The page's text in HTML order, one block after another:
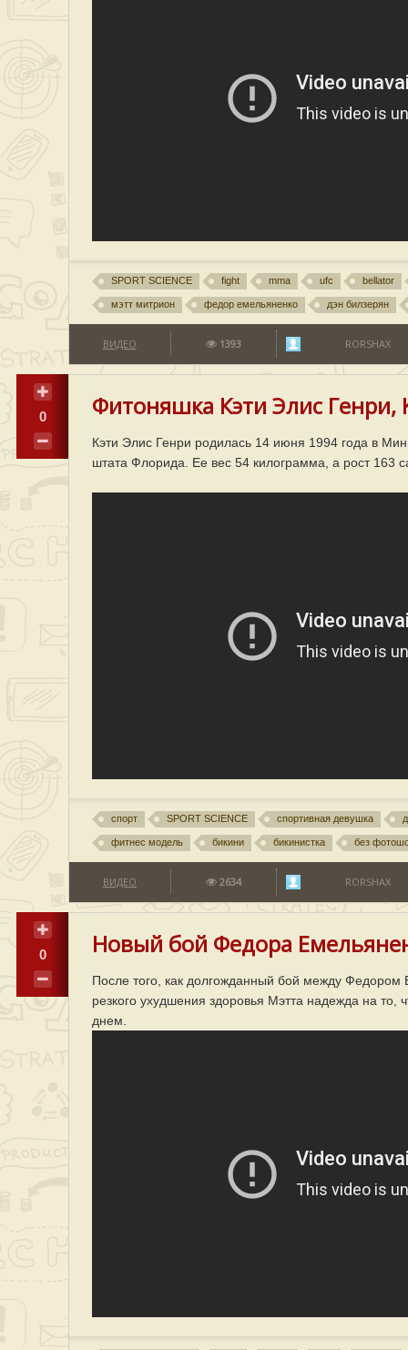
SPORT SCIENCE fight mma ufc bellator
мэтт митрион федор емельяненко дэн билзерян
ВИДЕО 1393 RORSHAX
0 Фитоняшка Кэти Элис Генри,
Кэти Элис Генри родилась 14 июня 1994 года в
штата Флорида. Ее вес 54 килограмма, а рост 163
спорт SPORT SCIENCE спортивная девушка
фитнес модель бикини бикинистка без
ВИДЕО 2634 RORSHAX
0 Новый бой Федора
После того, как долгожданный бой между
резкого ухудшения здоровья Мэтта надежда на то,
днем.